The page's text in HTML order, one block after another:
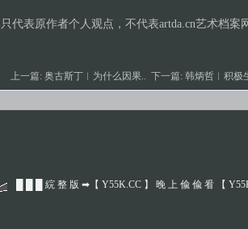
只代表原作者个人观点，不代表artda.cn艺术档案
上一篇:奥古斯丁︱为什么因果.. 下一篇:韩炳哲︱积极
█ █ █ 綄 整 版 ➡【 Y55K.CC 】 晚 上 偸 偸 㸔 【